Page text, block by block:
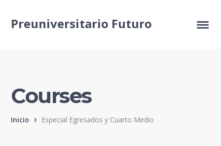
Preuniversitario Futuro
Courses
Inicio Especial Egresados y Cuarto Medio